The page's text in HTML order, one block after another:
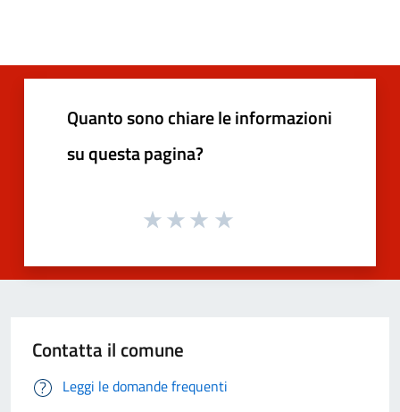
Quanto sono chiare le informazioni
su questa pagina?
Contatta il comune
Leggi le domande frequenti